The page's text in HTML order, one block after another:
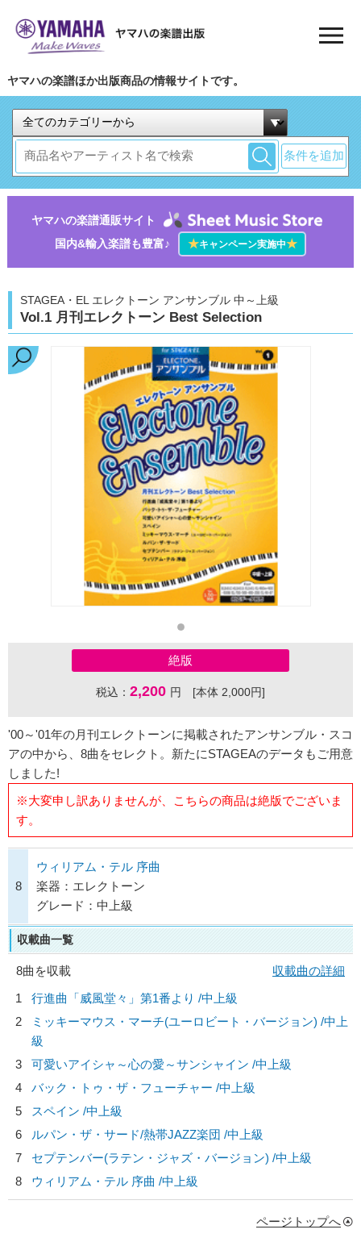
ヤマハの楽譜ほか出版商品の情報サイトです。
条件を追加
ヤマハの楽譜通販サイト
国内&輸入楽譜も豊富♪
★キャンペーン実施中★
STAGEA・EL エレクトーン アンサンブル 中～上級
Vol.1 月刊エレクトーン Best Selection
絶版
税込： 2,200 円 [本体 2,000円]
'00～'01年の月刊エレクトーンに掲載されたアンサンブル・スコ
アの中から、8曲をセレクト。新たにSTAGEAのデータもご用意
しました!
※大変申し訳ありませんが、こちらの商品は絶版でございま
す。
8
ウィリアム・テル 序曲
楽器：エレクトーン
グレード：中上級
収載曲一覧
8曲を収載
収載曲の詳細
1
行進曲「威風堂々」第1番より /中上級
2
ミッキーマウス・マーチ(ユーロビート・バージョン) /中上
級
3
可愛いアイシャ～心の愛～サンシャイン /中上級
4
バック・トゥ・ザ・フューチャー /中上級
5
スペイン /中上級
6
ルパン・ザ・サード/熱帯JAZZ楽団 /中上級
7
セプテンバー(ラテン・ジャズ・バージョン) /中上級
8
ウィリアム・テル 序曲 /中上級
ページトップへ